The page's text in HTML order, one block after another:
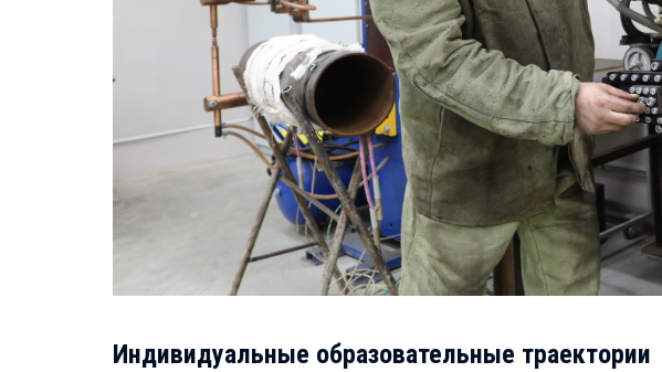
Индивидуальные образовательные траектории